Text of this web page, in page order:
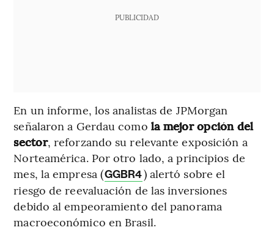
PUBLICIDAD
En un informe, los analistas de JPMorgan
señalaron a Gerdau como la mejor opción del
sector, reforzando su relevante exposición a
Norteamérica. Por otro lado, a principios de
mes, la empresa (GGBR4) alertó sobre el
riesgo de reevaluación de las inversiones
debido al empeoramiento del panorama
macroeconómico en Brasil.